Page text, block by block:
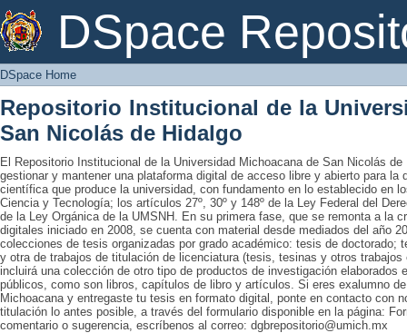
DSpace
DSpace Home
DSpace Home
Repositorio Institucional de la
San Nicolás de Hidalgo
El Repositorio Institucional de la Universidad Michoacana de San Nicolás
gestionar y mantener una plataforma digital de acceso libre y abierto para la
científica que produce la universidad, con fundamento en lo establecido en
Ciencia y Tecnología; los artículos 27º, 30º y 148º de la Ley Federal del
de la Ley Orgánica de la UMSNH. En su primera fase, que se remonta a la
digitales iniciado en 2008, se cuenta con material desde mediados del año
colecciones de tesis organizadas por grado académico: tesis de doctorado;
y otra de trabajos de titulación de licenciatura (tesis, tesinas y otros
incluirá una colección de otro tipo de productos de investigación elaborados
públicos, como son libros, capítulos de libro y artículos. Si eres exalumno
Michoacana y entregaste tu tesis en formato digital, ponte en contacto con
titulación lo antes posible, a través del formulario disponible en la página:
comentario o sugerencia, escríbenos al correo: dgbrepositorio@umich.mx